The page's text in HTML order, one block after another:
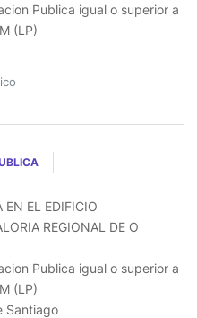
Publica igual o superior a
(LP)
EN EL EDIFICIO
REGIONAL DE O
Publica igual o superior a
(LP)
Santiago